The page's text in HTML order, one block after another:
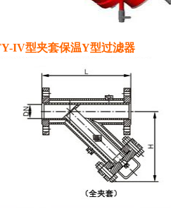
IV型夹套保温Y型过滤器